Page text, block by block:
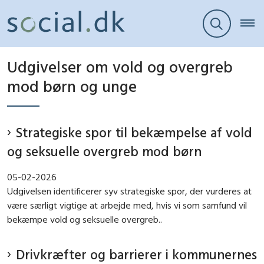
Udgivelser om vold og overgreb
mod børn og unge
Strategiske spor til bekæmpelse af vold
og seksuelle overgreb mod børn
05-02-2026
Udgivelsen identificerer syv strategiske spor, der vurderes at
være særligt vigtige at arbejde med, hvis vi som samfund vil
bekæmpe vold og seksuelle overgreb..
Drivkræfter og barrierer i kommunernes